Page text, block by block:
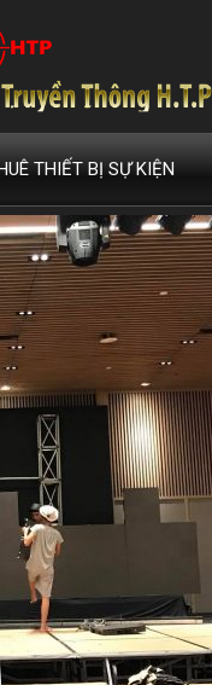
THIẾT BỊ SỰ KIỆN
LED